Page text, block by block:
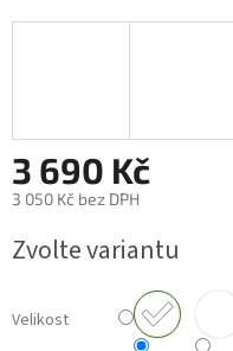
3 690 Kč
3 050 Kč bez DPH
cena:
Zvolte variantu
Velikost